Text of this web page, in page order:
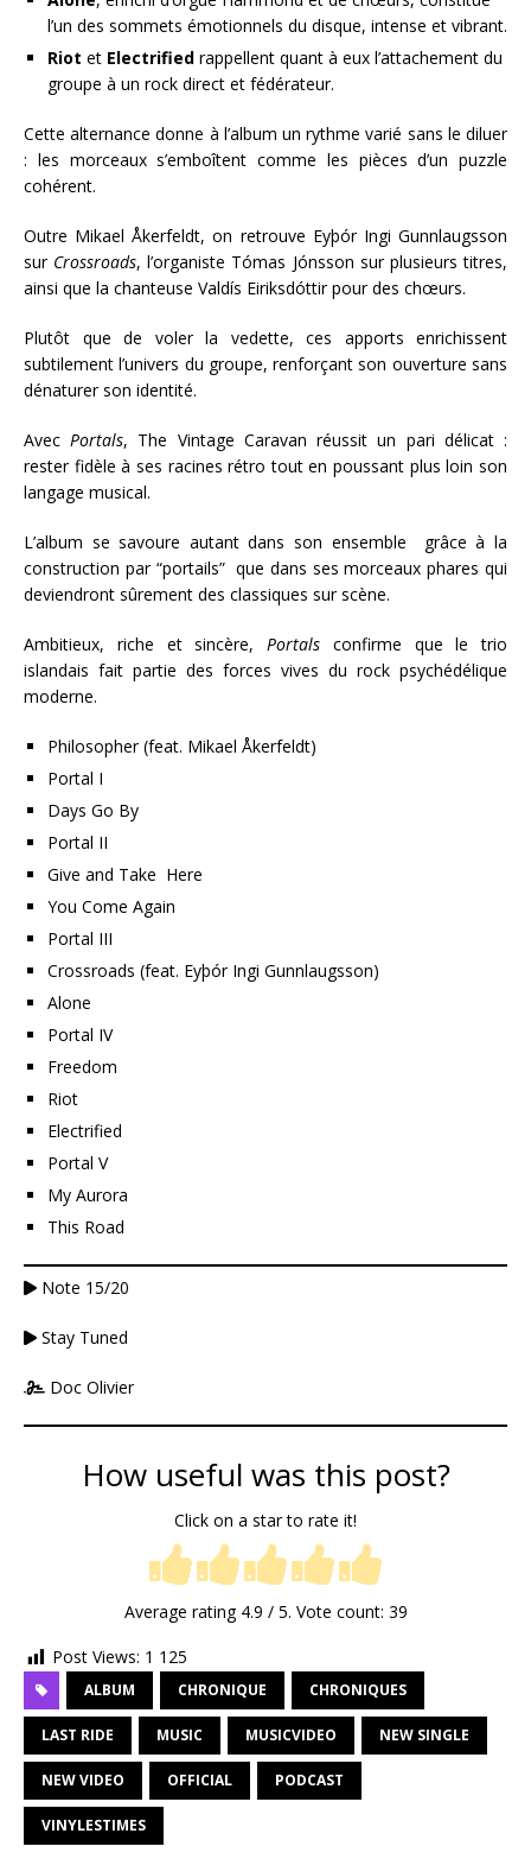
l’un des sommets émotionnels du disque, intense et vibrant.
Riot et Electrified rappellent quant à eux l’attachement du
groupe à un rock direct et fédérateur.
Cette alternance donne à l’album un rythme varié sans le diluer
: les morceaux s’emboîtent comme les pièces d’un puzzle
cohérent.
Outre Mikael Åkerfeldt, on retrouve Eyþór Ingi Gunnlaugsson
sur Crossroads, l’organiste Tómas Jónsson sur plusieurs titres,
ainsi que la chanteuse Valdís Eiriksdóttir pour des chœurs.
Plutôt que de voler la vedette, ces apports enrichissent
subtilement l’univers du groupe, renforçant son ouverture sans
dénaturer son identité.
AvecPortals, The Vintage Caravan réussit un pari délicat :
rester fidèle à ses racines rétro tout en poussant plus loin son
langage musical.
L’album se savoure autant dans son ensemble grâce à la
construction par “portails” que dans ses morceaux phares qui
deviendront sûrement des classiques sur scène.
Ambitieux, riche et sincère, Portals confirme que le trio
islandais fait partie des forces vives du rock psychédélique
moderne.
Philosopher (feat. Mikael Åkerfeldt)
Portal I
Days Go By
Portal II
Give and Take Here
You Come Again
Portal III
Crossroads (feat. Eyþór Ingi Gunnlaugsson)
Alone
Portal IV
Freedom
Riot
Electrified
Portal V
My Aurora
This Road
Note 15/20
Stay Tuned
Doc Olivier
How useful was this post?
Click on a star to rate it!
Average rating 4.9 / 5. Vote count: 39
Post Views: 1 125
ALBUM CHRONIQUE CHRONIQUES
LAST RIDE MUSIC MUSICVIDEO NEW SINGLE
NEW VIDEO OFFICIAL PODCAST
VINYLESTIMES